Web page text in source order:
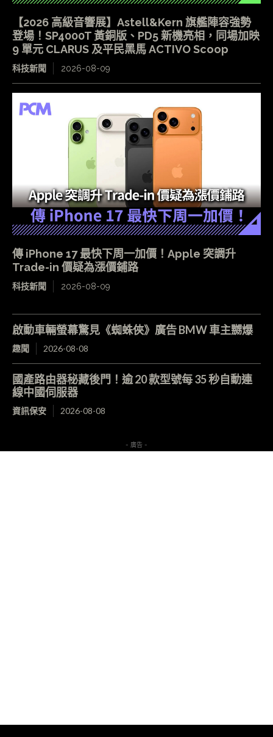
【2026 高級音響展】Astell&Kern 旗艦陣容強勢
登場！SP4000T 黃銅版、PD5 新機亮相，同場加映
9 單元 CLARUS 及平民黑馬 ACTIVO Scoop
科技新聞 2026-08-09
傳 iPhone 17 最快下周一加價！Apple 突調升
Trade-in 價疑為漲價鋪路
科技新聞 2026-08-09
啟動車輛螢幕驚見《蜘蛛俠》廣告 BMW 車主嬲爆
趣聞 2026-08-08
國產路由器秘藏後門！逾 20 款型號每 35 秒自動連
線中國伺服器
資訊保安 2026-08-08
- 廣告 -